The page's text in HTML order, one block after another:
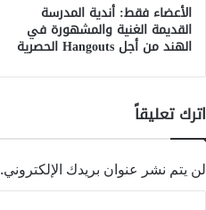
الأعضاء فقط: أندية المدرسة
القديمة الغنية والمشهورة في
الهند من أجل Hangouts الحصرية
اترك تعليقاً
لن يتم نشر عنوان بريدك الإلكتروني.